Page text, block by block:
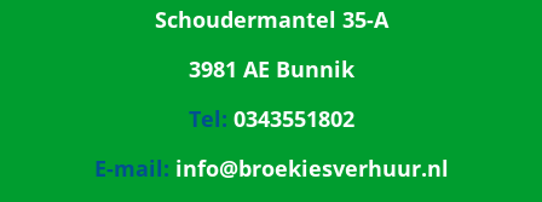
Schoudermantel 35-A
3981 AE Bunnik
Tel: 0343551802
E-mail: info@broekiesverhuur.nl